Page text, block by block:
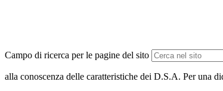
Campo di ricerca per le pagine del sito
alla conoscenza delle caratteristiche dei D.S.A. Per una